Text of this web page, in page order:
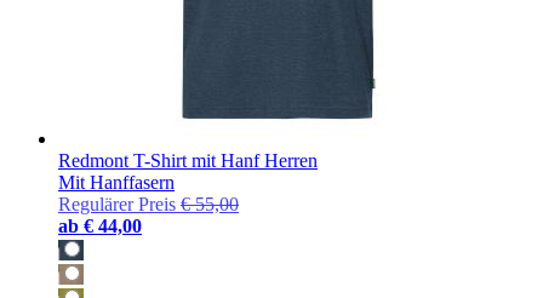
Redmont T-Shirt mit Hanf Herren
Mit Hanffasern
Regulärer Preis € 55,00
ab € 44,00